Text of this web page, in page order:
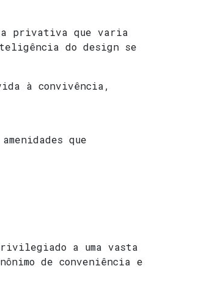
privativa que varia
do design se
à convivência,
que
a uma vasta
de conveniência e